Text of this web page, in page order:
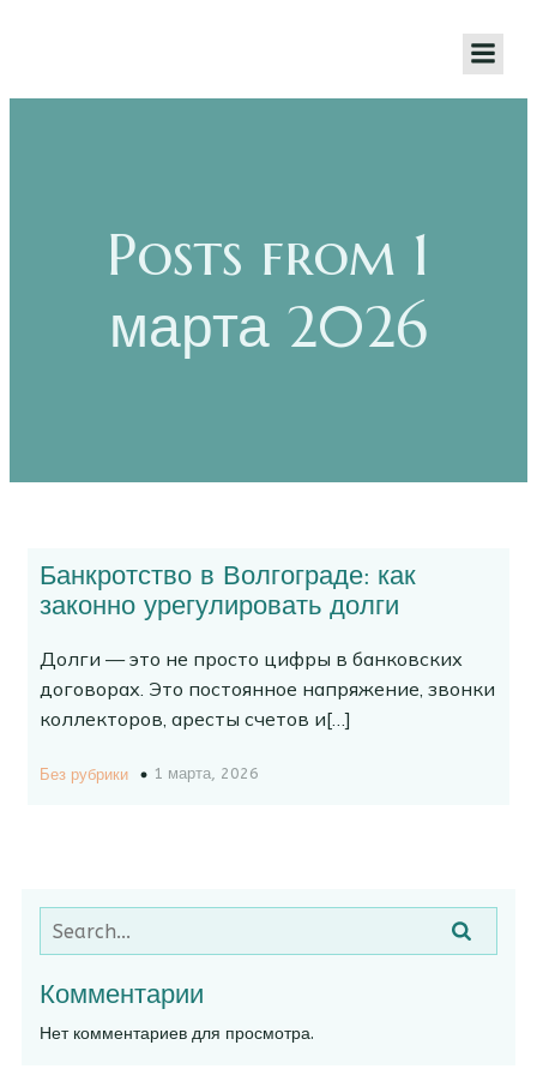
Posts from 1
марта 2026
Банкротство в Волгограде: как
законно урегулировать долги
Долги — это не просто цифры в банковских
договорах. Это постоянное напряжение, звонки
коллекторов, аресты счетов и[…]
Без рубрики 1 марта, 2026
Комментарии
Нет комментариев для просмотра.